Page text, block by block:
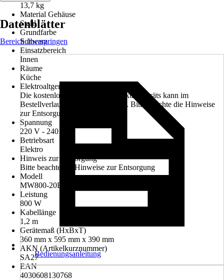
13,7 kg
Material Gehäuse
Stahl
Grundfarbe
Schwarz
Einsatzbereich
Innen
Räume
Küche
Elektroaltgerät-Rücknahme
Die kostenlose Rückgabe des Elektro-Geräts kann im
Bestellverlauf ausgewählt werden. Bitte beachte die Hinweise
zur Entsorgung.
Spannung
220 V - 240 V
Betriebsart
Elektro
Hinweis zur Entsorgung
Bitte beachte die Hinweise zur Entsorgung
Modell
MW800-20B EB
Leistung
800 W
Kabellänge
1,2 m
Gerätemaß (HxBxT)
360 mm x 595 mm x 390 mm
AKN (Artikelkurznummer)
SA27
EAN
4030608130768
Datenblätter
Bereich überspringen
Bedienungsanleitung